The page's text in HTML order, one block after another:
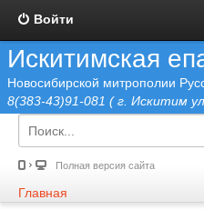
Войти
Искитимская
Новосибирской митрополии
8(383-43)91-081 ( г. Искитим
Полная версия сайта
Главная